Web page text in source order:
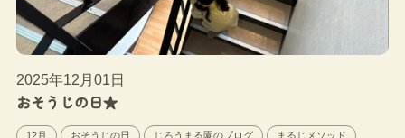
2025年12月01日
おそうじの日★
12月 おそうじの日 じろうまる園のブログ まるじメソッド